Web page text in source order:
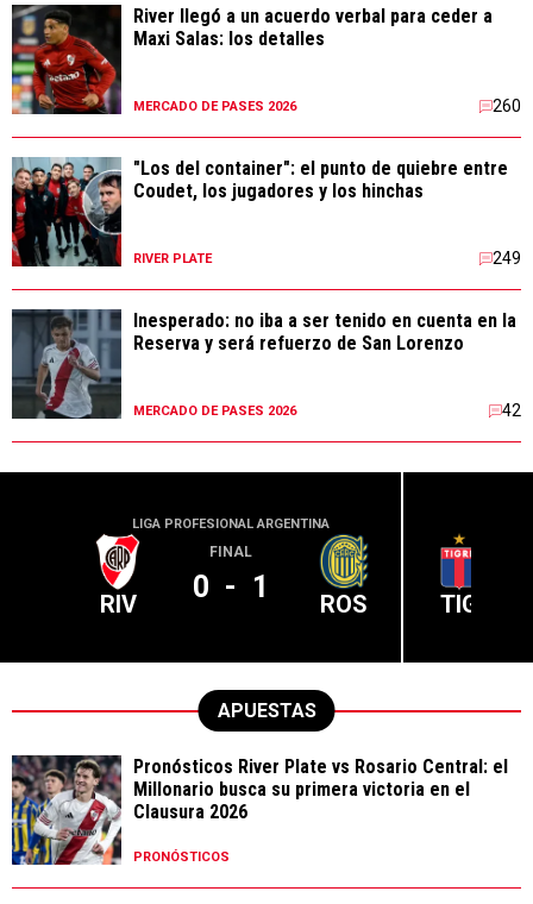
River llegó a un acuerdo verbal para ceder a
Maxi Salas: los detalles
MERCADO DE PASES 2026 260
"Los del container": el punto de quiebre entre
Coudet, los jugadores y los hinchas
RIVER PLATE 249
Inesperado: no iba a ser tenido en cuenta en la
Reserva y será refuerzo de San Lorenzo
MERCADO DE PASES 2026 42
LIGA PROFESIONAL ARGENTINA
RIV
FINAL
0 - 1 ROS TIG
APUESTAS
Pronósticos River Plate vs Rosario Central: el
Millonario busca su primera victoria en el
Clausura 2026
PRONÓSTICOS